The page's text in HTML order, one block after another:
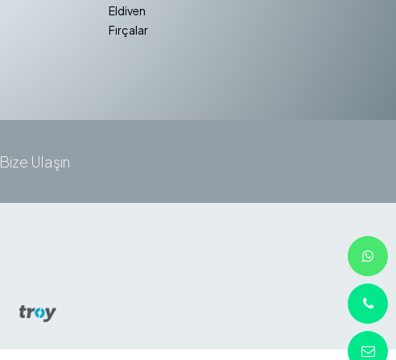
Eldiven
Fırçalar
Bize Ulaşın